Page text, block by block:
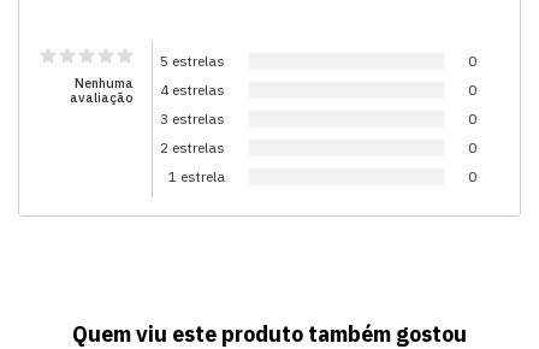
Nenhuma
avaliação
5 estrelas
0
4 estrelas
0
3 estrelas
0
2 estrelas
0
1 estrela
0
Quem viu este produto também gostou